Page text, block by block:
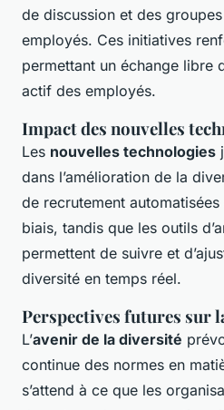
de discussion et des
employés. Ces initiatives
permettant un échange libre
actif des employés.
Impact des nouvelles
Les nouvelles technologies
dans l’amélioration de la
de recrutement
biais, tandis que les outils
permettent de suivre et
diversité en temps réel.
Perspectives futures sur
L’avenir de la diversité
continue des normes en
s’attend à ce que les